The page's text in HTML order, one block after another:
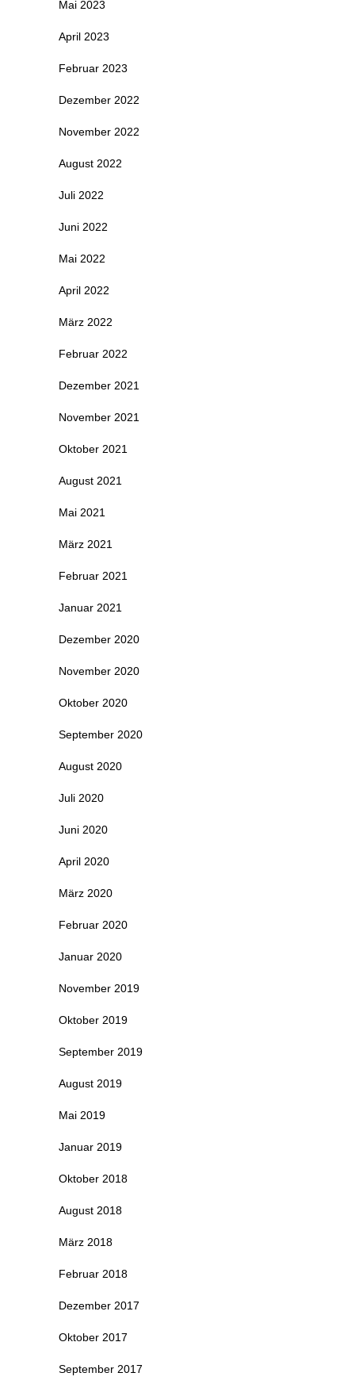
Mai 2023
April 2023
Februar 2023
Dezember 2022
November 2022
August 2022
Juli 2022
Juni 2022
Mai 2022
April 2022
März 2022
Februar 2022
Dezember 2021
November 2021
Oktober 2021
August 2021
Mai 2021
März 2021
Februar 2021
Januar 2021
Dezember 2020
November 2020
Oktober 2020
September 2020
August 2020
Juli 2020
Juni 2020
April 2020
März 2020
Februar 2020
Januar 2020
November 2019
Oktober 2019
September 2019
August 2019
Mai 2019
Januar 2019
Oktober 2018
August 2018
März 2018
Februar 2018
Dezember 2017
Oktober 2017
September 2017